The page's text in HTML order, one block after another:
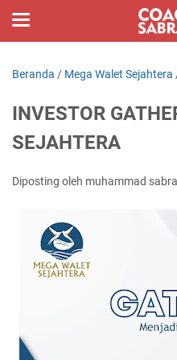
Beranda / Mega Walet Sejahtera
INVESTOR
SEJAHTERA
Diposting oleh muhammad